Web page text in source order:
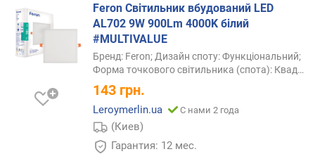
Feron Світильник вбудований LED
AL702 9W 900Lm 4000K білий
#MULTIVALUE
Бренд: Feron; Дизайн споту: Функціональний;
Форма точкового світильника (спота): Квад…
143 грн.
Leroymerlin.ua С нами 2 года
(Киев)
Гарантия: 12 мес.